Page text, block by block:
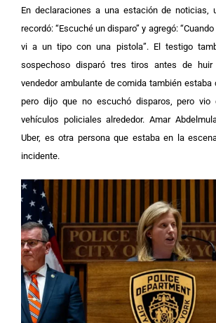
En declaraciones a una estación de noticias,
recordó: “Escuché un disparo” y agregó:
vi a un tipo con una pistola”. El testigo
sospechoso disparó tres tiros antes de
vendedor ambulante de comida también estaba
pero dijo que no escuchó disparos, pero vio
vehículos policiales alrededor. Amar
Uber, es otra persona que estaba en la
incidente.